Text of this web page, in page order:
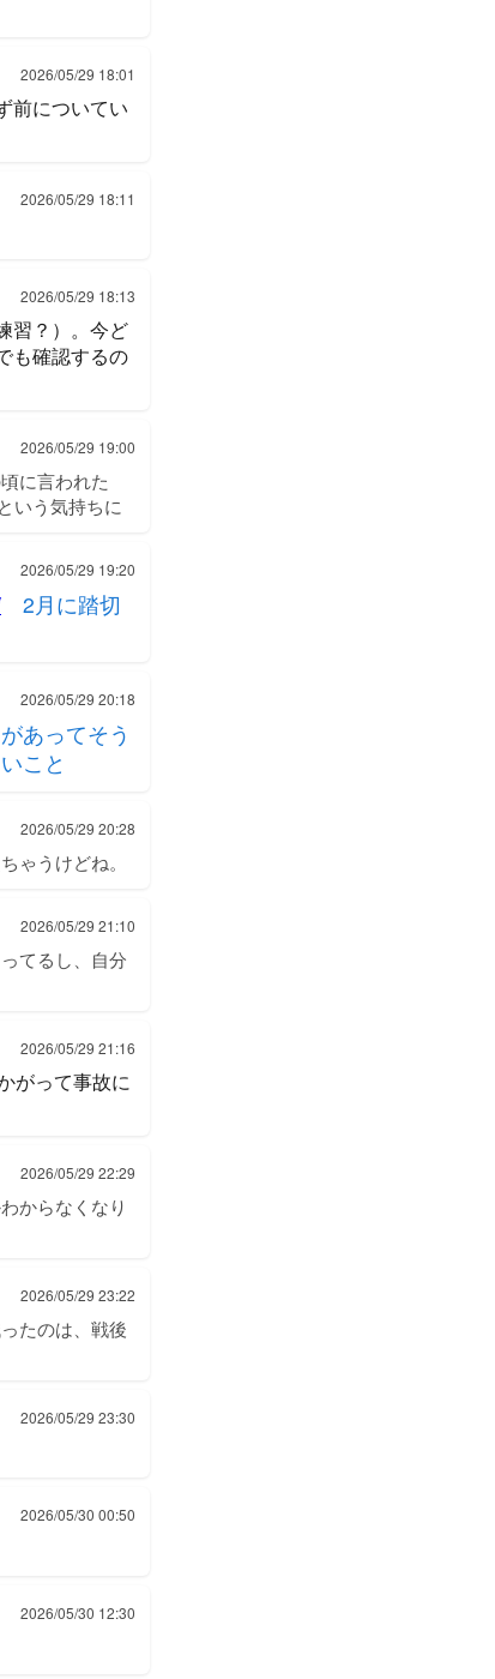
2026/05/29 18:01
前についてい
2026/05/29 18:11
2026/05/29 18:13
習？）。今ど
も確認するの
2026/05/29 19:00
に言われた
いう気持ちに
2026/05/29 19:20
2月に踏切
2026/05/29 20:18
あってそう
こと
2026/05/29 20:28
ゃうけどね。
2026/05/29 21:10
てるし、自分
2026/05/29 21:16
がって事故に
2026/05/29 22:29
からなくなり
2026/05/29 23:22
たのは、戦後
2026/05/29 23:30
2026/05/30 00:50
2026/05/30 12:30